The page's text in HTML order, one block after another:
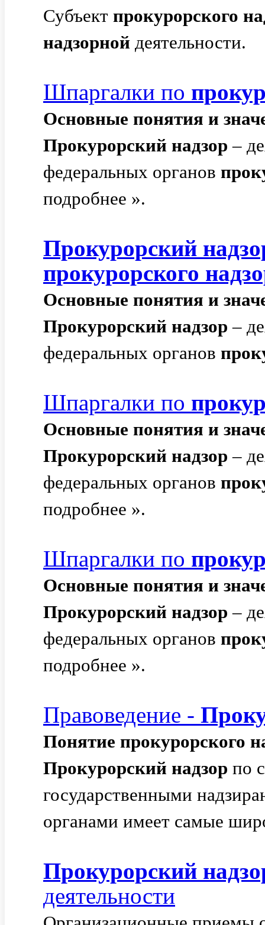
Субъект прокурорского
надзорной деятельности.
Шпаргалки по
Основные понятия и
Прокурорский надзор –
федеральных органов
подробнее ».
Прокурорский
прокурорского
Основные понятия и
Прокурорский надзор –
федеральных органов
Шпаргалки по
Основные понятия и
Прокурорский надзор –
федеральных органов
подробнее ».
Шпаргалки по
Основные понятия и
Прокурорский надзор –
федеральных органов
подробнее ».
Правоведение -
Понятие прокурорского
Прокурорский надзор по
государственными
органами имеет самые
Прокурорский
деятельности